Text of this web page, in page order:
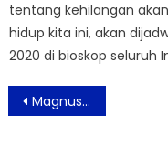
tentang kehilangan
hidup kita ini, akan
2020 di bioskop seluruh
Post
navigation
Magnus dan Jovanka Menyapa Lewat Poster & Trailer “Bertaut Rindu”: Semua Impian Berhak Dirayakan